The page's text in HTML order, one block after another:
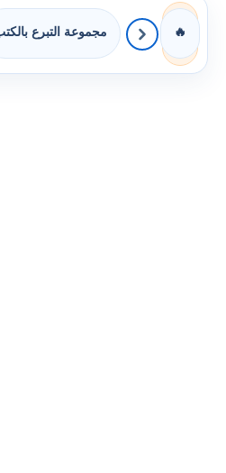
🔥 مجموعة التبرع